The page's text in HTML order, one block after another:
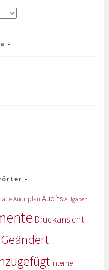
Auditplan Audits Aufgaben
Druckansicht
Geändert
Interne